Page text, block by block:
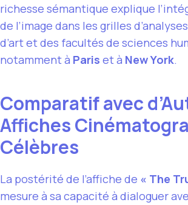
richesse sémantique explique
de l’image dans les grilles
d’art et des facultés de sciences
notamment à Paris et à New York.
Comparatif avec
Affiches
Célèbres
La postérité de l’affiche de « The
mesure à sa capacité à dialoguer